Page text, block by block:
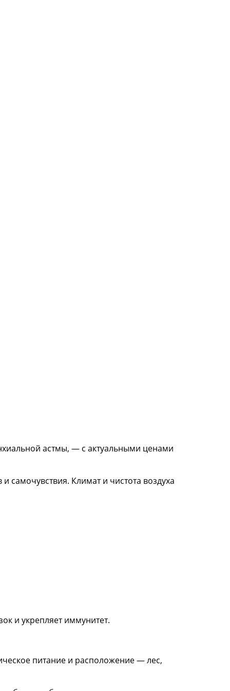
астмы, — с актуальными ценами
самочувствия. Климат и чистота воздуха
и укрепляет иммунитет.
питание и расположение — лес,